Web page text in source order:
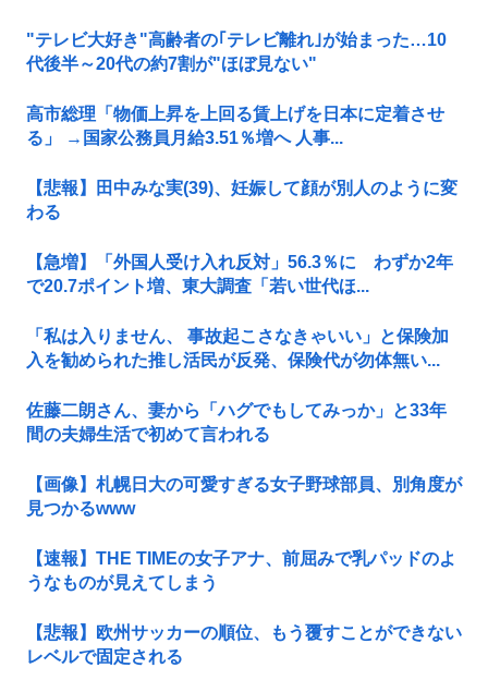
"テレビ大好き"高齢者の｢テレビ離れ｣が始まった…10
代後半～20代の約7割が"ほぼ見ない"
高市総理「物価上昇を上回る賃上げを日本に定着させ
る」 →国家公務員月給3.51％増へ 人事...
【悲報】田中みな実(39)、妊娠して顔が別人のように変
わる
【急増】「外国人受け入れ反対」56.3％に わずか2年
で20.7ポイント増、東大調査「若い世代ほ...
「私は入りません、 事故起こさなきゃいい」と保険加
入を勧められた推し活民が反発、保険代が勿体無い...
佐藤二朗さん、妻から「ハグでもしてみっか」と33年
間の夫婦生活で初めて言われる
【画像】札幌日大の可愛すぎる女子野球部員、別角度が
見つかるwww
【速報】THE TIMEの女子アナ、前屈みで乳パッドのよ
うなものが見えてしまう
【悲報】欧州サッカーの順位、もう覆すことができない
レベルで固定される